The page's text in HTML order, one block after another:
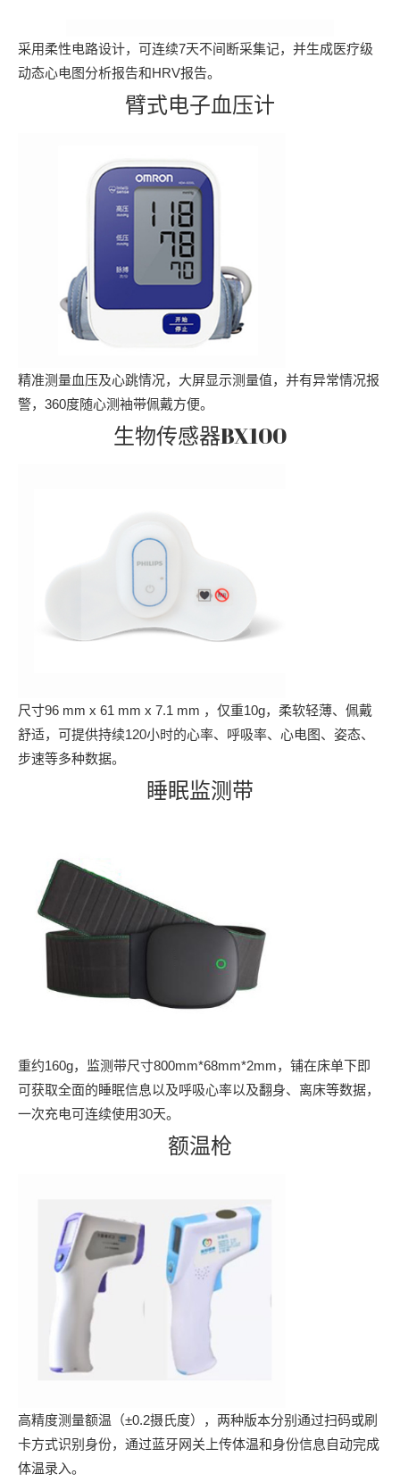
采用柔性电路设计，可连续7天不间断采集记，并生成医疗级
动态心电图分析报告和HRV报告。
臂式电子血压计
精准测量血压及心跳情况，大屏显示测量值，并有异常情况报
警，360度随心测袖带佩戴方便。
生物传感器BX100
尺寸96 mm x 61 mm x 7.1 mm ，仅重10g，柔软轻薄、佩戴
舒适，可提供持续120小时的心率、呼吸率、心电图、姿态、
步速等多种数据。
睡眠监测带
重约160g，监测带尺寸800mm*68mm*2mm，铺在床单下即
可获取全面的睡眠信息以及呼吸心率以及翻身、离床等数据，
一次充电可连续使用30天。
额温枪
高精度测量额温（±0.2摄氏度），两种版本分别通过扫码或刷
卡方式识别身份，通过蓝牙网关上传体温和身份信息自动完成
体温录入。